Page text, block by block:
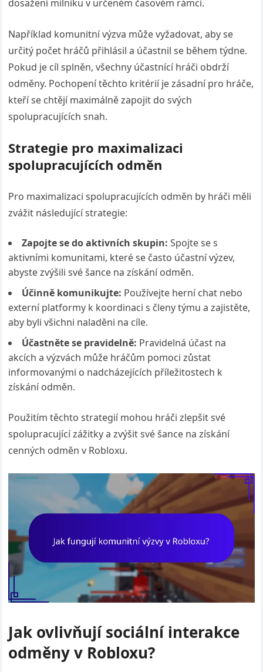
dosažení milníku v určeném časovém rámci.
Například komunitní výzva může vyžadovat, aby se
určitý počet hráčů přihlásil a účastnil se během týdne.
Pokud je cíl splněn, všechny účastnící hráči obdrží
odměny. Pochopení těchto kritérií je zásadní pro hráče,
kteří se chtějí maximálně zapojit do svých
spolupracujících snah.
Strategie pro maximalizaci
spolupracujících odměn
Pro maximalizaci spolupracujících odměn by hráči měli
zvážit následující strategie:
Zapojte se do aktivních skupin: Spojte se s
aktivními komunitami, které se často účastní výzev,
abyste zvýšili své šance na získání odměn.
Účinně komunikujte: Používejte herní chat nebo
externí platformy k koordinaci s členy týmu a zajistěte,
aby byli všichni naladěni na cíle.
Účastněte se pravidelně: Pravidelná účast na
akcích a výzvách může hráčům pomoci zůstat
informovanými o nadcházejících příležitostech k
získání odměn.
Použitím těchto strategií mohou hráči zlepšit své
spolupracující zážitky a zvýšit své šance na získání
cenných odměn v Robloxu.
Jak ovlivňují sociální interakce
odměny v Robloxu?